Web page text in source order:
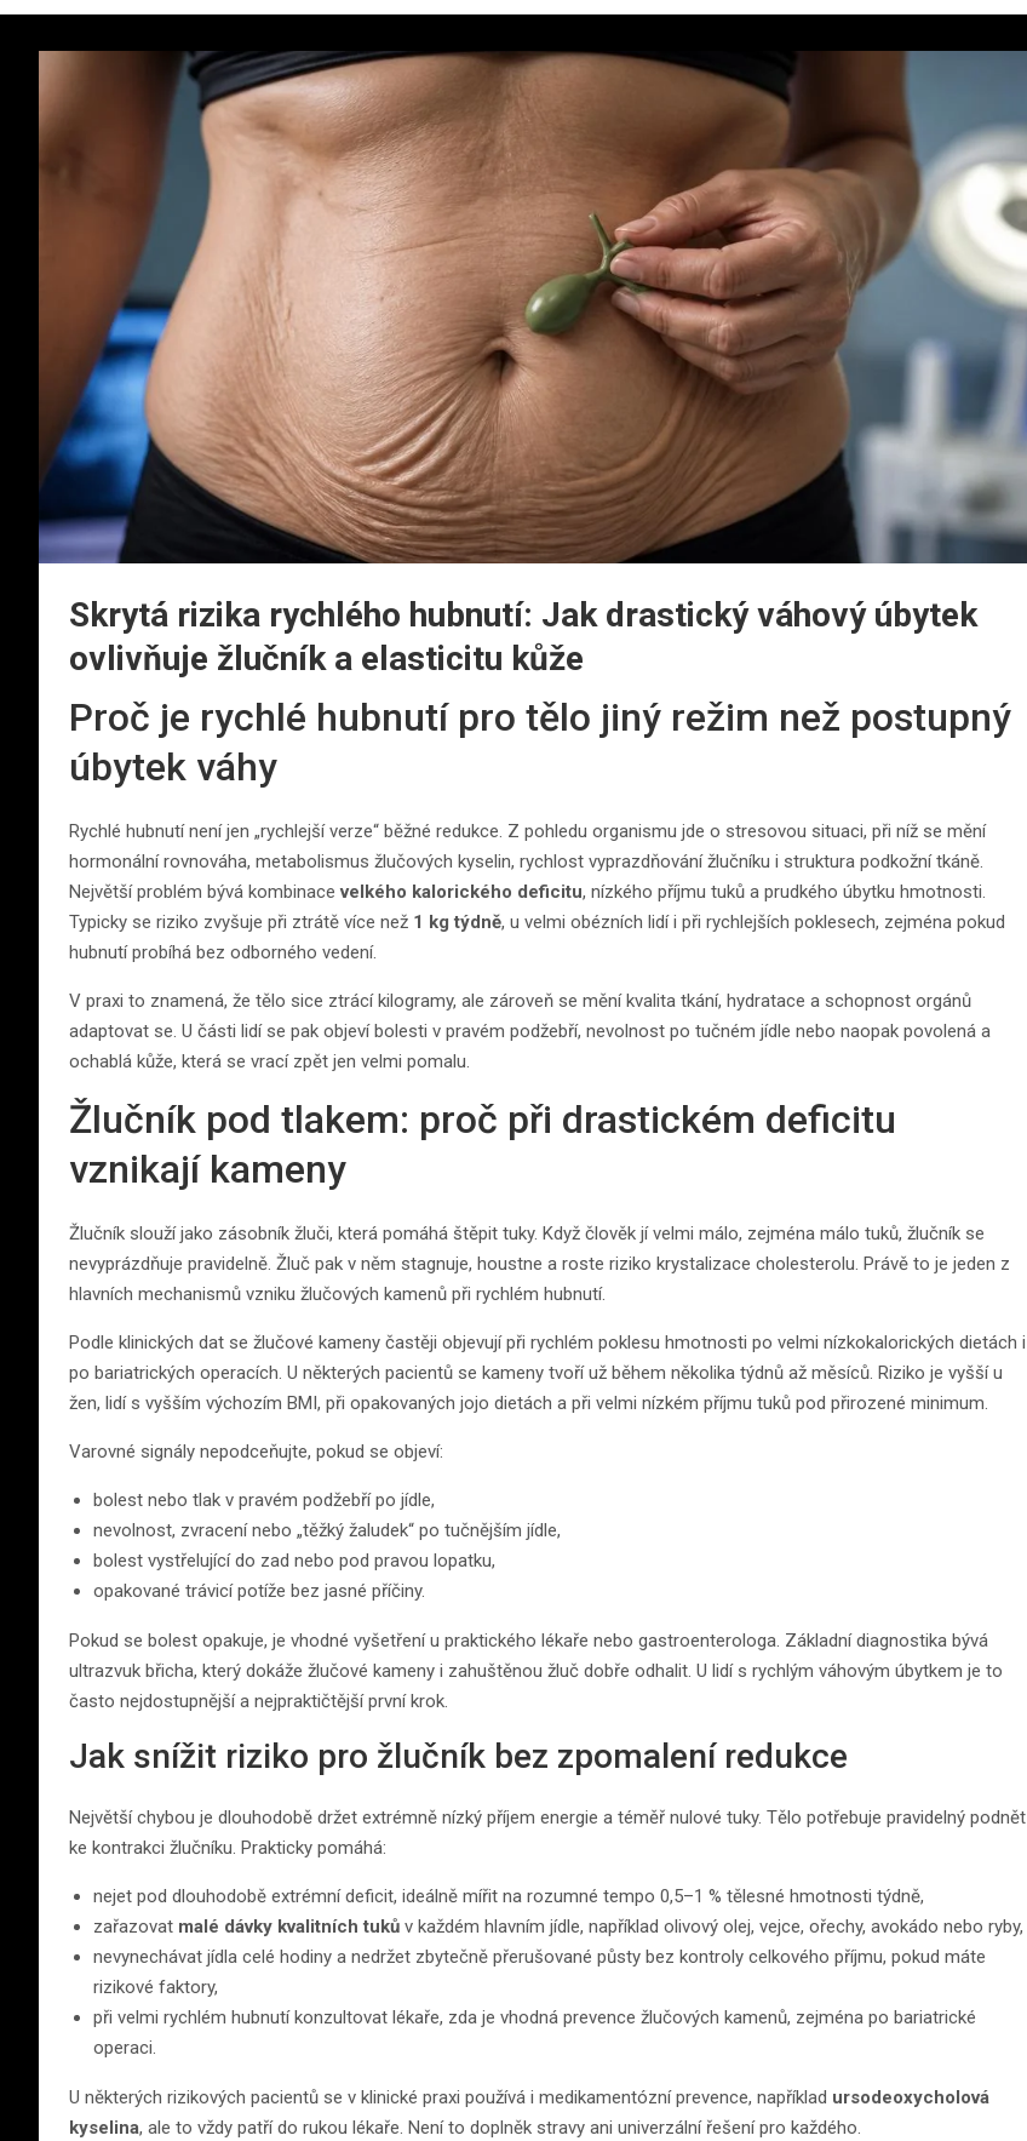
Skrytá rizika rychlého hubnutí: Jak drastický váhový úbytek
ovlivňuje žlučník a elasticitu kůže
Proč je rychlé hubnutí pro tělo jiný režim než postupný
úbytek váhy
Rychlé hubnutí není jen „rychlejší verze“ běžné redukce. Z pohledu organismu jde o stresovou situaci, při níž se mění
hormonální rovnováha, metabolismus žlučových kyselin, rychlost vyprazdňování žlučníku i struktura podkožní tkáně.
Největší problém bývá kombinacevelkého kalorického deficitu, nízkého příjmu tuků a prudkého úbytku hmotnosti.
Typicky se riziko zvyšuje při ztrátě více než 1 kg týdně, u velmi obézních lidí i při rychlejších poklesech, zejména pokud
hubnutí probíhá bez odborného vedení.
V praxi to znamená, že tělo sice ztrácí kilogramy, ale zároveň se mění kvalita tkání, hydratace a schopnost orgánů
adaptovat se. U části lidí se pak objeví bolesti v pravém podžebří, nevolnost po tučném jídle nebo naopak povolená a
ochablá kůže, která se vrací zpět jen velmi pomalu.
Žlučník pod tlakem: proč při drastickém deficitu
vznikají kameny
Žlučník slouží jako zásobník žluči, která pomáhá štěpit tuky. Když člověk jí velmi málo, zejména málo tuků, žlučník se
nevyprázdňuje pravidelně. Žluč pak v něm stagnuje, houstne a roste riziko krystalizace cholesterolu. Právě to je jeden z
hlavních mechanismů vzniku žlučových kamenů při rychlém hubnutí.
Podle klinických dat se žlučové kameny častěji objevují při rychlém poklesu hmotnosti po velmi nízkokalorických dietách i
po bariatrických operacích. U některých pacientů se kameny tvoří už během několika týdnů až měsíců. Riziko je vyšší u
žen, lidí s vyšším výchozím BMI, při opakovaných jojo dietách a při velmi nízkém příjmu tuků pod přirozené minimum.
Varovné signály nepodceňujte, pokud se objeví:
bolest nebo tlak v pravém podžebří po jídle,
nevolnost, zvracení nebo „těžký žaludek“ po tučnějším jídle,
bolest vystřelující do zad nebo pod pravou lopatku,
opakované trávicí potíže bez jasné příčiny.
Pokud se bolest opakuje, je vhodné vyšetření u praktického lékaře nebo gastroenterologa. Základní diagnostika bývá
ultrazvuk břicha, který dokáže žlučové kameny i zahuštěnou žluč dobře odhalit. U lidí s rychlým váhovým úbytkem je to
často nejdostupnější a nejpraktičtější první krok.
Jak snížit riziko pro žlučník bez zpomalení redukce
Největší chybou je dlouhodobě držet extrémně nízký příjem energie a téměř nulové tuky. Tělo potřebuje pravidelný podnět
ke kontrakci žlučníku. Prakticky pomáhá:
nejet pod dlouhodobě extrémní deficit, ideálně mířit na rozumné tempo 0,5–1 % tělesné hmotnosti týdně,
zařazovat malé dávky kvalitních tuků v každém hlavním jídle, například olivový olej, vejce, ořechy, avokádo nebo ryby,
nevynechávat jídla celé hodiny a nedržet zbytečně přerušované půsty bez kontroly celkového příjmu, pokud máte
rizikové faktory,
při velmi rychlém hubnutí konzultovat lékaře, zda je vhodná prevence žlučových kamenů, zejména po bariatrické
operaci.
U některých rizikových pacientů se v klinické praxi používá i medikamentózní prevence, například ursodeoxycholová
kyselina, ale to vždy patří do rukou lékaře. Není to doplněk stravy ani univerzální řešení pro každého.